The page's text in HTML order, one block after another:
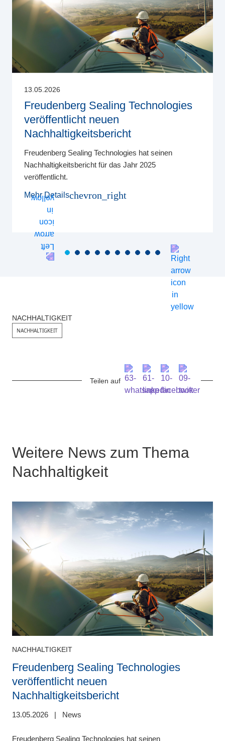
13.05.2026
Freudenberg Sealing Technologies
veröffentlicht neuen
Nachhaltigkeitsbericht
Freudenberg Sealing Technologies hat seinen
Nachhaltigkeitsbericht für das Jahr 2025
veröffentlicht.
Mehr Detailschevron_right
NACHHALTIGKEIT
NACHHALTIGKEIT
Teilen auf
Weitere News zum Thema
Nachhaltigkeit
NACHHALTIGKEIT
Freudenberg Sealing Technologies
veröffentlicht neuen
Nachhaltigkeitsbericht
13.05.2026 | News
Freudenberg Sealing Technologies hat seinen